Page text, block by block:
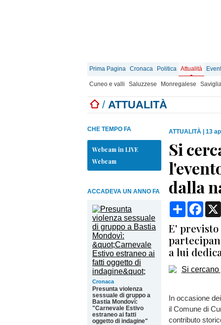
Prima Pagina Cronaca Politica Attualità
Cuneo e valli Saluzzese Monregalese
/ ATTUALITÀ
CHE TEMPO FA
Webcam in LIVE
Webcam
ACCADEVA UN ANNO FA
Cronaca
Presunta violenza
sessuale di gruppo a
Bastia Mondovì:
"Carnevale Estivo
estraneo ai fatti
oggetto di indagine"
ATTUALITÀ 13
Si
dalla
Condividi
E'
a lui
In occasione
il Comune di
contributo